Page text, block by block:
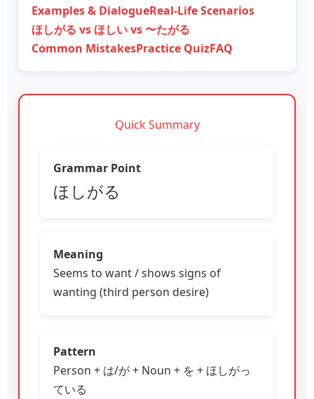
Examples & DialogueReal-Life Scenarios
ほしがる vs ほしい vs 〜たがる
Common MistakesPractice QuizFAQ
Quick Summary
Grammar Point
ほしがる
Meaning
Seems to want / shows signs of
wanting (third person desire)
Pattern
Person + は/が + Noun + を + ほしがっ
ている